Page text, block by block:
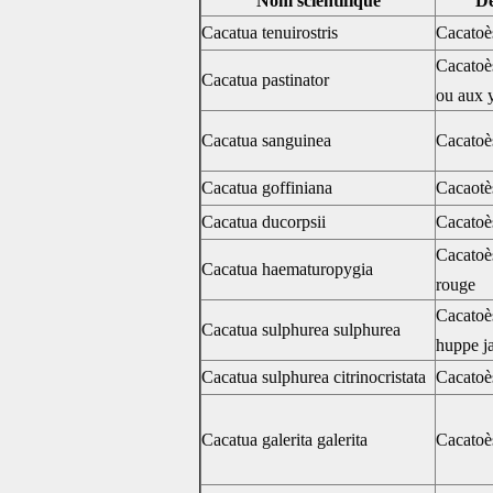
Cacatua tenuirostris
Cacatua pastinator
ou aux
Cacatua sanguinea
Cacatua goffiniana
Cacatua ducorpsii
Cacatua haematuropygia
rouge
Cacatua sulphurea sulphurea
huppe
Cacatua sulphurea citrinocristata
Cacatua galerita galerita